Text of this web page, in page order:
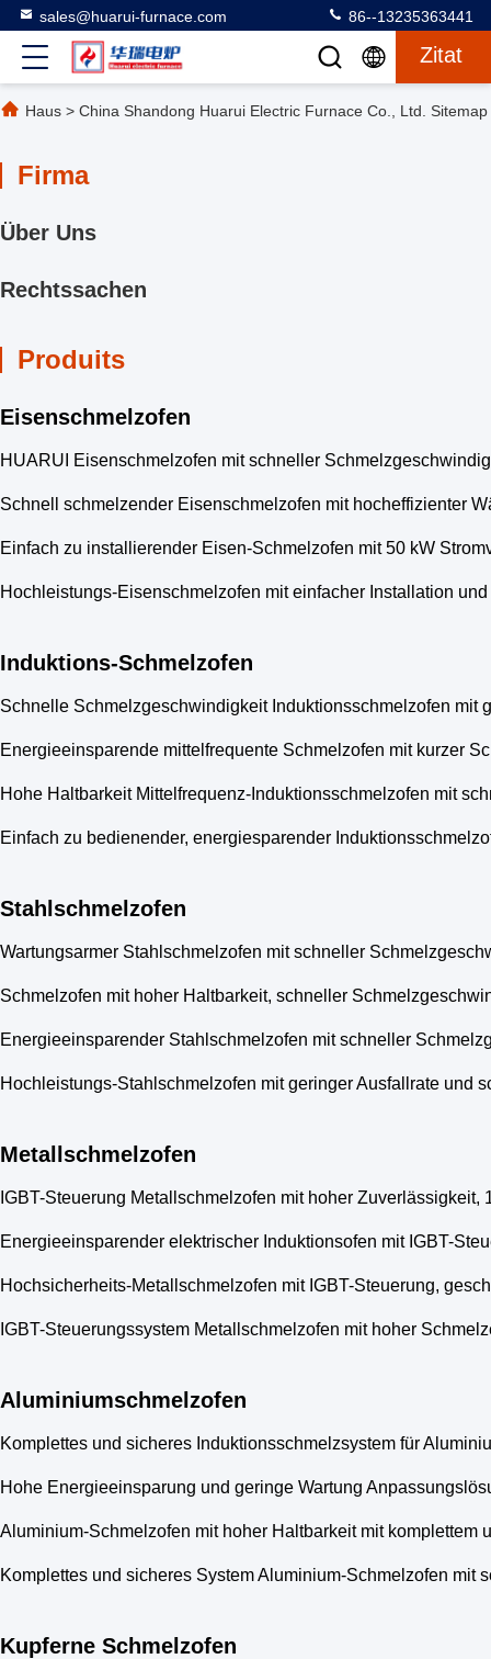
sales@huarui-furnace.com 86--13235363441
Zitat
Haus > China Shandong Huarui Electric Furnace Co., Ltd. Sitemap
Firma
Über Uns
Rechtssachen
Produits
Eisenschmelzofen
HUARUI Eisenschmelzofen mit schneller
Schnell schmelzender Eisenschmelzofen mit hocheffizienter
Einfach zu installierender Eisen-Schmelzofen mit 50 kW
Hochleistungs-Eisenschmelzofen mit einfacher Installation
Induktions-Schmelzofen
Schnelle Schmelzgeschwindigkeit Induktionsschmelzofen mit
Energieeinsparende mittelfrequente Schmelzofen mit kurzer
Hohe Haltbarkeit Mittelfrequenz-Induktionsschmelzofen mit
Einfach zu bedienender, energiesparender
Stahlschmelzofen
Wartungsarmer Stahlschmelzofen mit schneller
Schmelzofen mit hoher Haltbarkeit, schneller
Energieeinsparender Stahlschmelzofen mit schneller
Hochleistungs-Stahlschmelzofen mit geringer Ausfallrate und
Metallschmelzofen
IGBT-Steuerung Metallschmelzofen mit hoher
Energieeinsparender elektrischer Induktionsofen mit IGBT-
Hochsicherheits-Metallschmelzofen mit IGBT-Steuerung,
IGBT-Steuerungssystem Metallschmelzofen mit hoher
Aluminiumschmelzofen
Komplettes und sicheres Induktionsschmelzsystem für
Hohe Energieeinsparung und geringe Wartung
Aluminium-Schmelzofen mit hoher Haltbarkeit mit komplettem
Komplettes und sicheres System Aluminium-Schmelzofen
Kupferne Schmelzofen